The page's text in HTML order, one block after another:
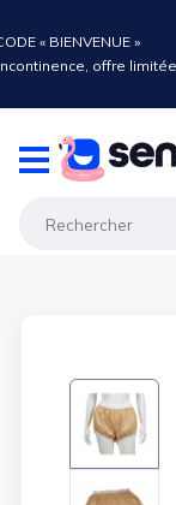
Maladie :
être pris en charge ?